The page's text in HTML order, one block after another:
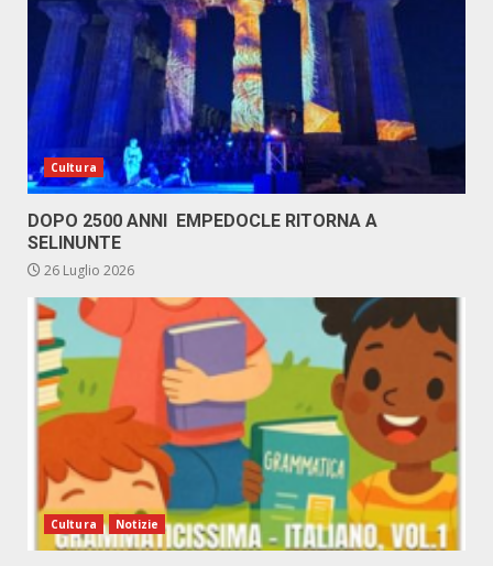
Cultura
DOPO 2500 ANNI EMPEDOCLE RITORNA A
SELINUNTE
26 Luglio 2026
Cultura Notizie